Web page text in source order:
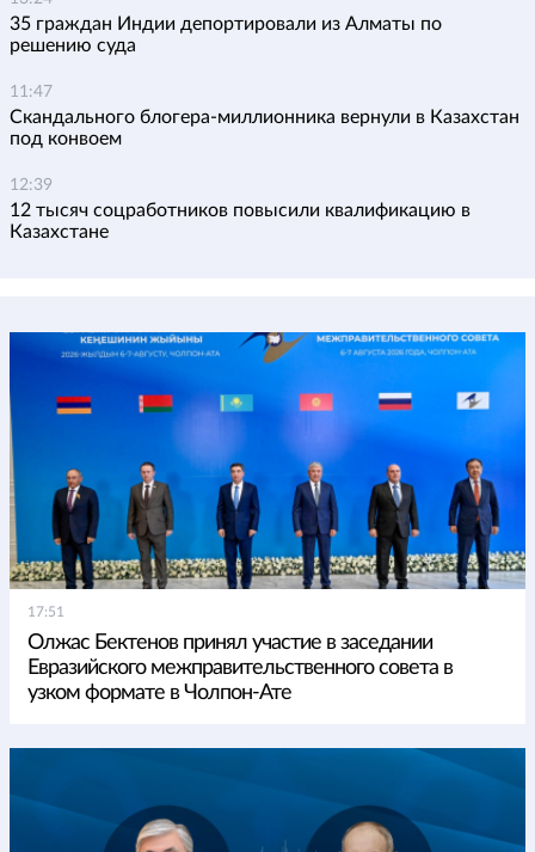
35 граждан Индии депортировали из Алматы по
решению суда
11:47
Скандального блогера-миллионника вернули в Казахстан
под конвоем
12:39
12 тысяч соцработников повысили квалификацию в
Казахстане
17:51
Олжас Бектенов принял участие в заседании
Евразийского межправительственного совета в
узком формате в Чолпон-Ате